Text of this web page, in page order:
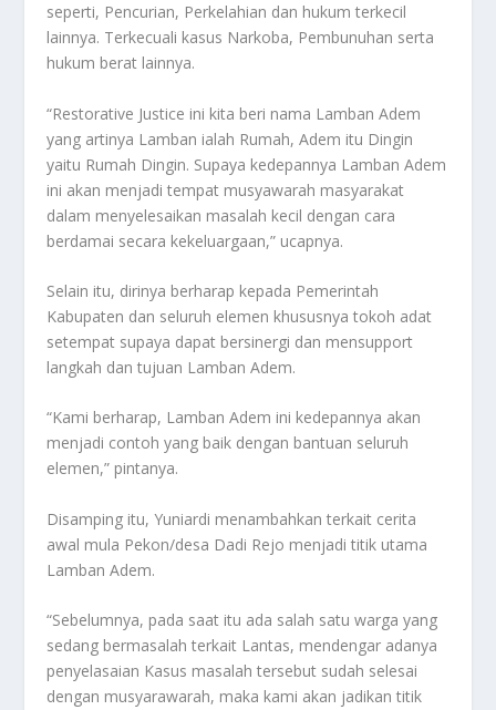
seperti, Pencurian, Perkelahian dan hukum terkecil
lainnya. Terkecuali kasus Narkoba, Pembunuhan serta
hukum berat lainnya.
“Restorative Justice ini kita beri nama Lamban Adem
yang artinya Lamban ialah Rumah, Adem itu Dingin
yaitu Rumah Dingin. Supaya kedepannya Lamban Adem
ini akan menjadi tempat musyawarah masyarakat
dalam menyelesaikan masalah kecil dengan cara
berdamai secara kekeluargaan,” ucapnya.
Selain itu, dirinya berharap kepada Pemerintah
Kabupaten dan seluruh elemen khususnya tokoh adat
setempat supaya dapat bersinergi dan mensupport
langkah dan tujuan Lamban Adem.
“Kami berharap, Lamban Adem ini kedepannya akan
menjadi contoh yang baik dengan bantuan seluruh
elemen,” pintanya.
Disamping itu, Yuniardi menambahkan terkait cerita
awal mula Pekon/desa Dadi Rejo menjadi titik utama
Lamban Adem.
“Sebelumnya, pada saat itu ada salah satu warga yang
sedang bermasalah terkait Lantas, mendengar adanya
penyelasaian Kasus masalah tersebut sudah selesai
dengan musyarawarah, maka kami akan jadikan titik